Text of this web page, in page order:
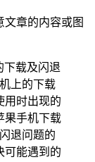
文章的内容或图
下载及闪退
上的下载
用时出现的
果手机下载
退问题的
可能遇到的